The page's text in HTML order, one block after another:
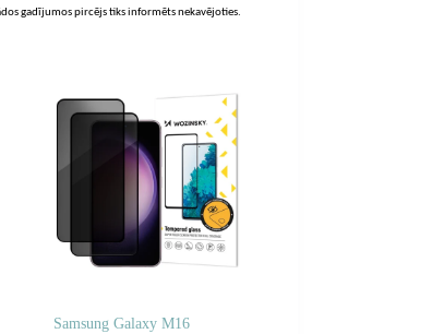
gadījumos pircējs tiks informēts nekavējoties.
Samsung Galaxy M16